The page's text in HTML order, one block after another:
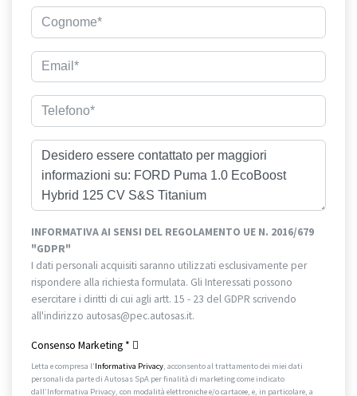
INFORMATIVA AI SENSI DEL REGOLAMENTO UE N. 2016/679
"GDPR"
I dati personali acquisiti saranno utilizzati esclusivamente per
rispondere alla richiesta formulata. Gli Interessati possono
esercitare i diritti di cui agli artt. 15 - 23 del GDPR scrivendo
all'indirizzo autosas@pec.autosas.it.
Consenso Marketing *
Letta e compresa l’Informativa Privacy, acconsento al trattamento dei miei dati
personali da parte di Autosas SpA per finalità di marketing come indicato
dall’Informativa Privacy, con modalità elettroniche e/o cartacee, e, in particolare, a